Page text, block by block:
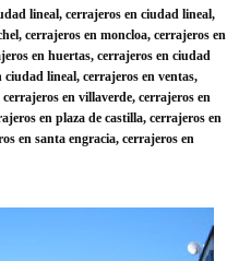
lineal, cerrajeros en ciudad lineal,
cerrajeros en moncloa, cerrajeros en
en huertas, cerrajeros en ciudad
lineal, cerrajeros en ventas,
en villaverde, cerrajeros en
en plaza de castilla, cerrajeros en
en santa engracia, cerrajeros en